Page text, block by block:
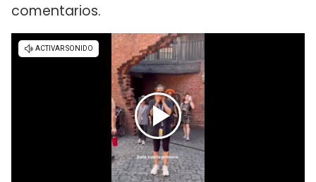
comentarios.